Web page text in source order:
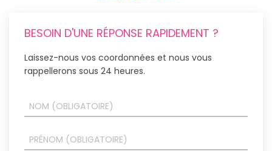
BESOIN D'UNE RÉPONSE RAPIDEMENT ?
Laissez-nous vos coordonnées et nous vous
rappellerons sous 24 heures.